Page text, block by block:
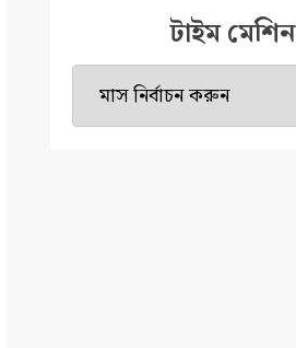
টাইম মেশিন
টাইম
মেশিন